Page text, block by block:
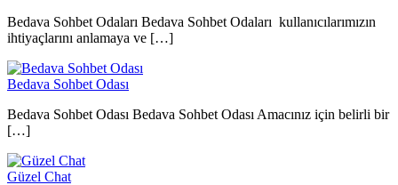
Bedava Sohbet Odaları Bedava Sohbet Odaları kullanıcılarımızın
ihtiyaçlarını anlamaya ve […]
Bedava Sohbet Odası
Bedava Sohbet Odası Bedava Sohbet Odası Amacınız için belirli bir
[…]
Güzel Chat